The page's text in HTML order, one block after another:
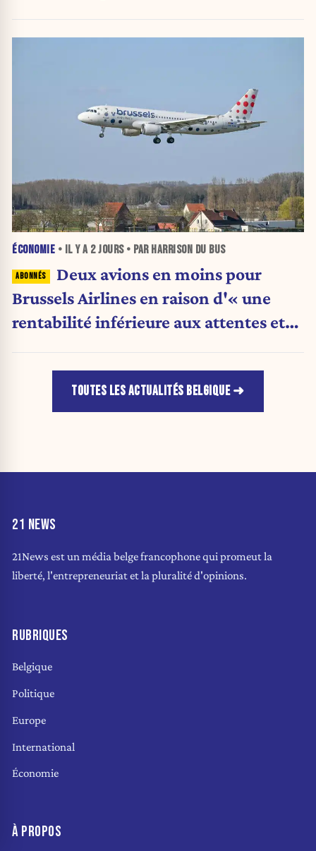
ÉCONOMIE • IL Y A 2 JOURS• PAR HARRISON DU BUS
Deux avions en moins pour
Brussels Airlines en raison d'« une
rentabilité inférieure aux attentes et
TOUTES LES ACTUALITÉS BELGIQUE
21 NEWS
21News est un média belge francophone qui promeut la
liberté, l'entrepreneuriat et la pluralité d'opinions.
RUBRIQUES
Belgique
Politique
Europe
International
Économie
À PROPOS